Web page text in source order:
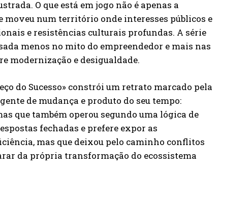
O que está em jogo não é apenas a
moveu num território onde interesses públicos e
e resistências culturais profundas. A série
menos no mito do empreendedor e mais nas
modernização e desigualdade.
do Sucesso» constrói um retrato marcado pela
de mudança e produto do seu tempo:
que também operou segundo uma lógica de
fechadas e prefere expor as
mas que deixou pelo caminho conflitos
da própria transformação do ecossistema